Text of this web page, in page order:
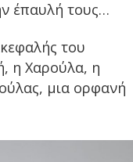
έπαυλή τους…
του
η Χαρούλα, η
μια ορφανή